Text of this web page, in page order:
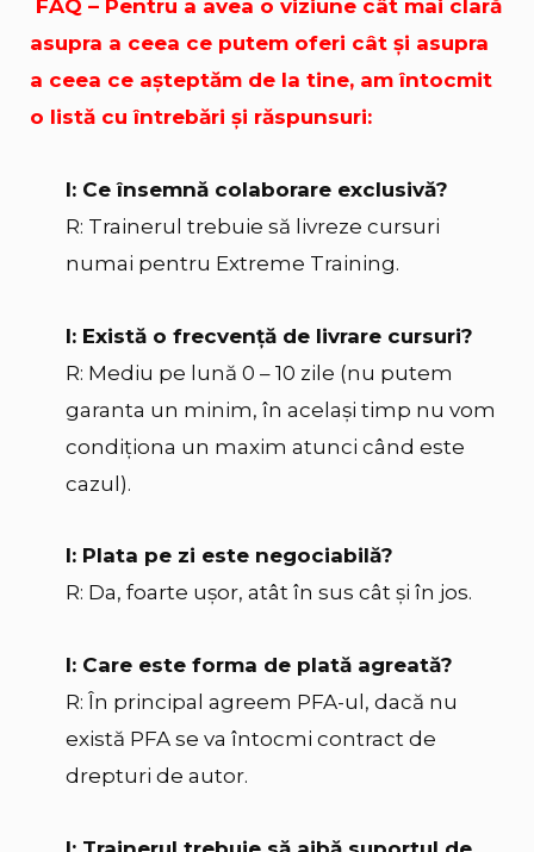
FAQ – Pentru a avea o viziune cât mai clară
asupra a ceea ce putem oferi cât şi asupra
a ceea ce aşteptăm de la tine, am întocmit
o listă cu întrebări şi răspunsuri:
I: Ce însemnă colaborare exclusivă?
R: Trainerul trebuie să livreze cursuri
numai pentru Extreme Training.
I: Există o frecvenţă de livrare cursuri?
R: Mediu pe lună 0 – 10 zile (nu putem
garanta un minim, în acelaşi timp nu vom
condiţiona un maxim atunci când este
cazul).
I: Plata pe zi este negociabilă?
R: Da, foarte uşor, atât în sus cât şi în jos.
I: Care este forma de plată agreată?
R: În principal agreem PFA-ul, dacă nu
există PFA se va întocmi contract de
drepturi de autor.